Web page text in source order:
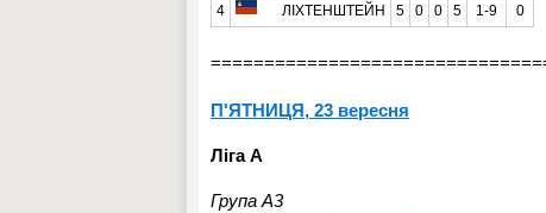
4
ЛІХТЕНШТЕЙН 5 0 0 5 1-9 0
П'ЯТНИЦЯ, 23 вересня
Ліга A
Група A3